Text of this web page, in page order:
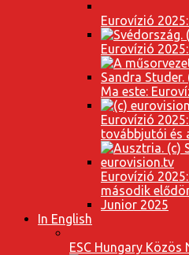
Eurovízió
Eurovízió
Ma este:
Eurovízió
továbbjutói és
Eurovízió
második
Junior 2025
In English
ESC Hungary Közös